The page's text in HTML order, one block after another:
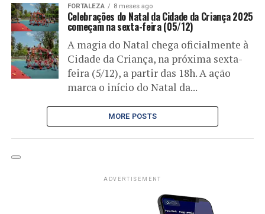
FORTALEZA 8 meses ago
Celebrações do Natal da Cidade da Criança 2025
começam na sexta-feira (05/12)
A magia do Natal chega oficialmente à
Cidade da Criança, na próxima sexta-
feira (5/12), a partir das 18h. A ação
marca o início do Natal da...
MORE POSTS
ADVERTISEMENT